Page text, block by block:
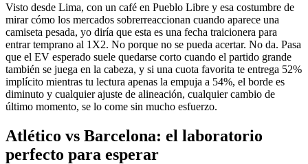
Visto desde Lima, con un café en Pueblo Libre y esa costumbre de
mirar cómo los mercados sobrerreaccionan cuando aparece una
camiseta pesada, yo diría que esta es una fecha traicionera para
entrar temprano al 1X2. No porque no se pueda acertar. No da. Pasa
que el EV esperado suele quedarse corto cuando el partido grande
también se juega en la cabeza, y si una cuota favorita te entrega 52%
implícito mientras tu lectura apenas la empuja a 54%, el borde es
diminuto y cualquier ajuste de alineación, cualquier cambio de
último momento, se lo come sin mucho esfuerzo.
Atlético vs Barcelona: el laboratorio
perfecto para esperar